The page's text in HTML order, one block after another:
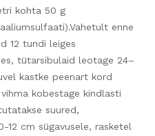
kohta 50 g
enne
12 tundi leiges
tütarsibulaid leotage 24–
kastke peenart kord
kobestage kindlasti
suured,
12 cm sügavusele, rasketel